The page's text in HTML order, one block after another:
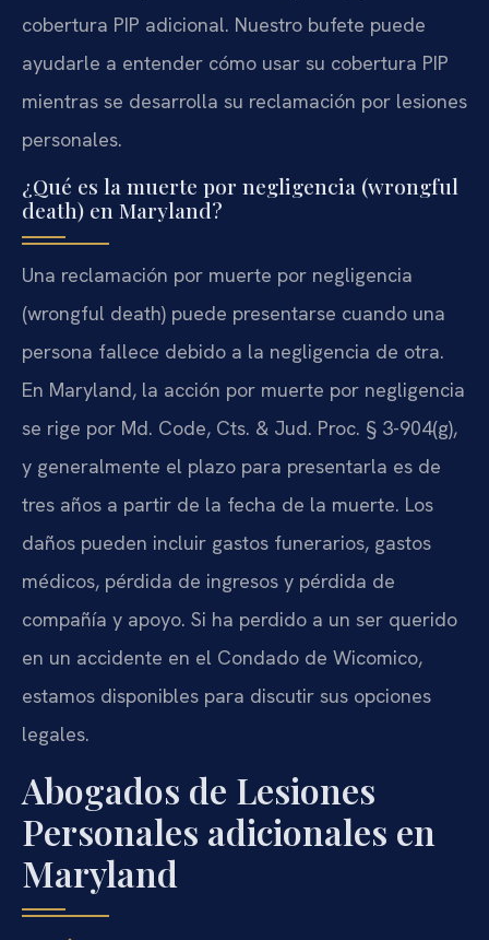
cobertura PIP adicional. Nuestro bufete puede
ayudarle a entender cómo usar su cobertura PIP
mientras se desarrolla su reclamación por lesiones
personales.
¿Qué es la muerte por negligencia (wrongful
death) en Maryland?
Una reclamación por muerte por negligencia
(wrongful death) puede presentarse cuando una
persona fallece debido a la negligencia de otra.
En Maryland, la acción por muerte por negligencia
se rige por Md. Code, Cts. & Jud. Proc. § 3-904(g),
y generalmente el plazo para presentarla es de
tres años a partir de la fecha de la muerte. Los
daños pueden incluir gastos funerarios, gastos
médicos, pérdida de ingresos y pérdida de
compañía y apoyo. Si ha perdido a un ser querido
en un accidente en el Condado de Wicomico,
estamos disponibles para discutir sus opciones
legales.
Abogados de Lesiones
Personales adicionales en
Maryland